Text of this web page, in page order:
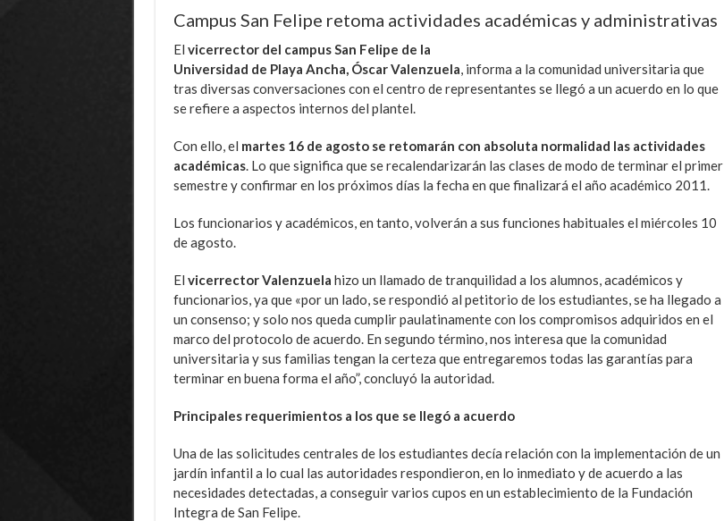
Campus San Felipe retoma actividades académicas y administrativas
El vicerrector del campus San Felipe de la
Universidad de Playa Ancha, Óscar Valenzuela , informa a la comunidad universitaria que
tras diversas conversaciones con el centro de representantes se llegó a un acuerdo en lo que
se refiere a aspectos internos del plantel.
Con ello, el martes 16 de agosto se retomarán con absoluta normalidad las actividades
académicas. Lo que significa que se recalendarizarán las clases de modo de terminar el primer
semestre y confirmar en los próximos días la fecha en que finalizará el año académico 2011.
Los funcionarios y académicos, en tanto, volverán a sus funciones habituales el miércoles 10
de agosto.
El vicerrector Valenzuela hizo un llamado de tranquilidad a los alumnos, académicos y
funcionarios, ya que «por un lado, se respondió al petitorio de los estudiantes, se ha llegado a
un consenso; y solo nos queda cumplir paulatinamente con los compromisos adquiridos en el
marco del protocolo de acuerdo. En segundo término, nos interesa que la comunidad
universitaria y sus familias tengan la certeza que entregaremos todas las garantías para
terminar en buena forma el año”, concluyó la autoridad.
Principales requerimientos a los que se llegó a acuerdo
Una de las solicitudes centrales de los estudiantes decía relación con la implementación de un
jardín infantil a lo cual las autoridades respondieron, en lo inmediato y de acuerdo a las
necesidades detectadas, a conseguir varios cupos en un establecimiento de la Fundación
Integra de San Felipe.